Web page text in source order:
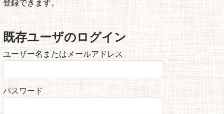
登録できます。
既存ユーザのログイン
ユーザー名またはメールアドレス
パスワード